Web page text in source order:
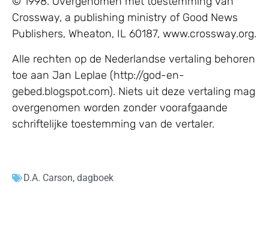
Crossway, a publishing ministry of Good News
Publishers, Wheaton, IL 60187, www.crossway.org.
Alle rechten op de Nederlandse vertaling behoren
toe aan Jan Leplae (http://god-en-
gebed.blogspot.com). Niets uit deze vertaling mag
overgenomen worden zonder voorafgaande
schriftelijke toestemming van de vertaler.
D.A. Carson, dagboek